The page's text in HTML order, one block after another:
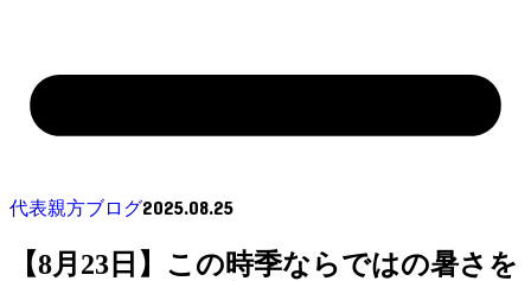
代表親方ブログ2025.08.25
【8月23日】この時季ならではの暑さを